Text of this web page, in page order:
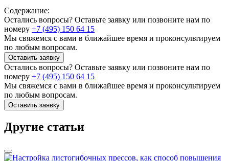
Содержание:
Остались вопросы? Оставьте заявку или позвоните нам по
номеру +7 (495) 150 64 15
Мы свяжемся с вами в ближайшее время и проконсультируем
по любым вопросам.
Оставить заявку
Остались вопросы? Оставьте заявку или позвоните нам по
номеру +7 (495) 150 64 15
Мы свяжемся с вами в ближайшее время и проконсультируем
по любым вопросам.
Оставить заявку
Другие статьи